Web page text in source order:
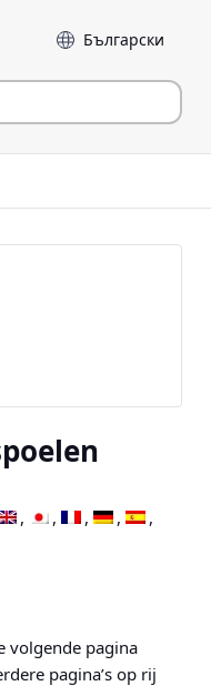
Taal
volgende pagina
pagina’s op rij